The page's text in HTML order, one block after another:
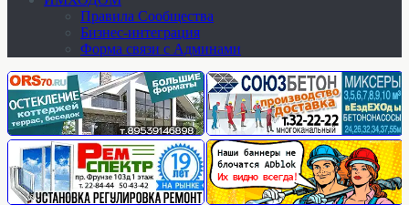
Правила Сообщества
Бизнес-интеграция
Форма связи с Админами